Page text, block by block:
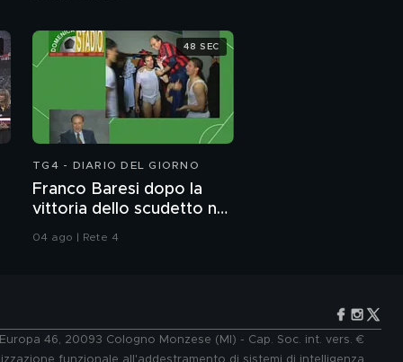
TG4 - DIARIO DEL GIORNO
Franco Baresi dopo la
vittoria dello scudetto nel
04 ago | Rete 4
48 SEC
46, 20093 Cologno Monzese (MI) - Cap. Soc. int. vers. €